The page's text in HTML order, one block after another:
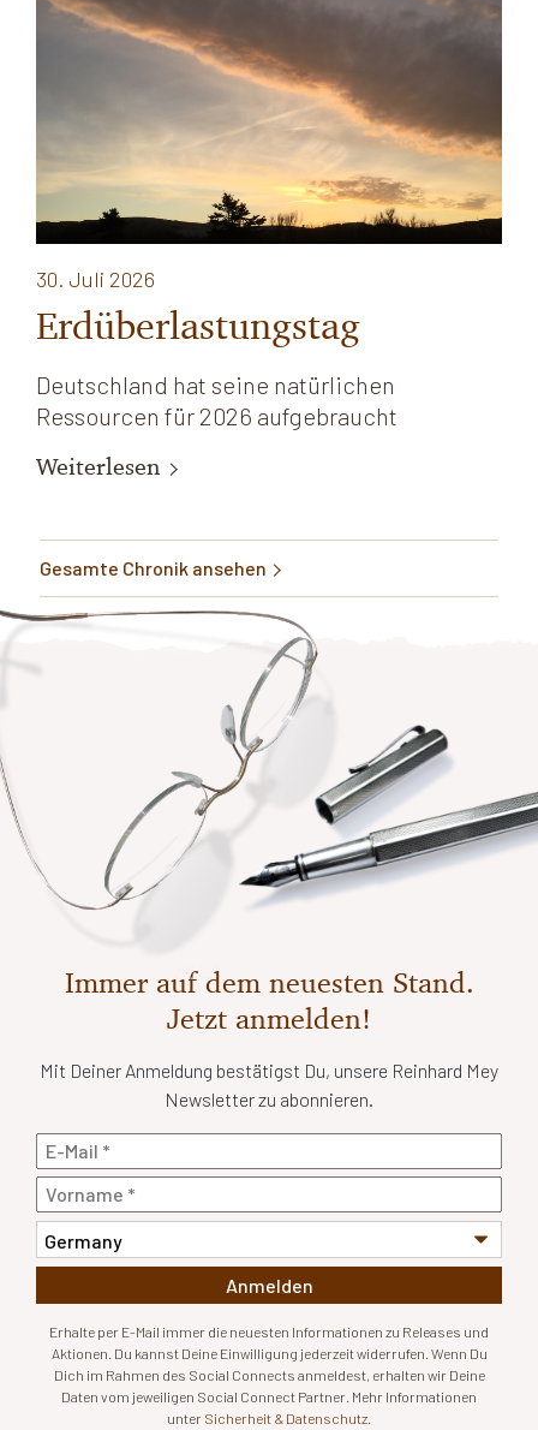
30. Juli 2026
Erdüberlastungstag
Deutschland hat seine natürlichen
Ressourcen für 2026 aufgebraucht
Weiterlesen
Gesamte Chronik ansehen
Immer auf dem neuesten Stand.
Jetzt anmelden!
Mit Deiner Anmeldung bestätigst Du, unsere Reinhard Mey
Newsletter zu abonnieren.
Anmelden
Erhalte per E-Mail immer die neuesten Informationen zu Releases und
Aktionen. Du kannst Deine Einwilligung jederzeit widerrufen. Wenn Du
Dich im Rahmen des Social Connects anmeldest, erhalten wir Deine
Daten vom jeweiligen Social Connect Partner. Mehr Informationen
unter Sicherheit & Datenschutz